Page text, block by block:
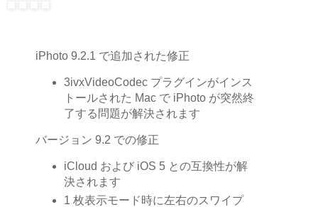
iPhoto 9.2.1 で追加された修正
3ivxVideoCodec プラグインがインス
トールされた Mac で iPhoto が突然終
了する問題が解決されます
バージョン 9.2 での修正
iCloud および iOS 5 との互換性が解
決されます
1 枚表示モード時に左右のスワイプ